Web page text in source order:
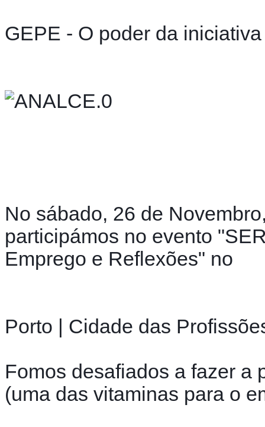
GEPE - O poder da iniciativa
No sábado, 26 de
participámos no evento
Emprego e Reflexões" no
Porto | Cidade das
Fomos desafiados a fazer a
(uma das vitaminas para o